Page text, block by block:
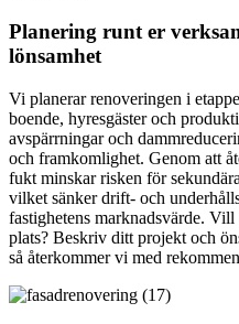
Planering runt er
lönsamhet
Vi planerar renoveringen i
boende, hyresgäster och
avspärrningar och
och framkomlighet. Genom att
fukt minskar risken för
vilket sänker drift- och
fastighetens marknadsvärde.
plats? Beskriv ditt projekt och
så återkommer vi med